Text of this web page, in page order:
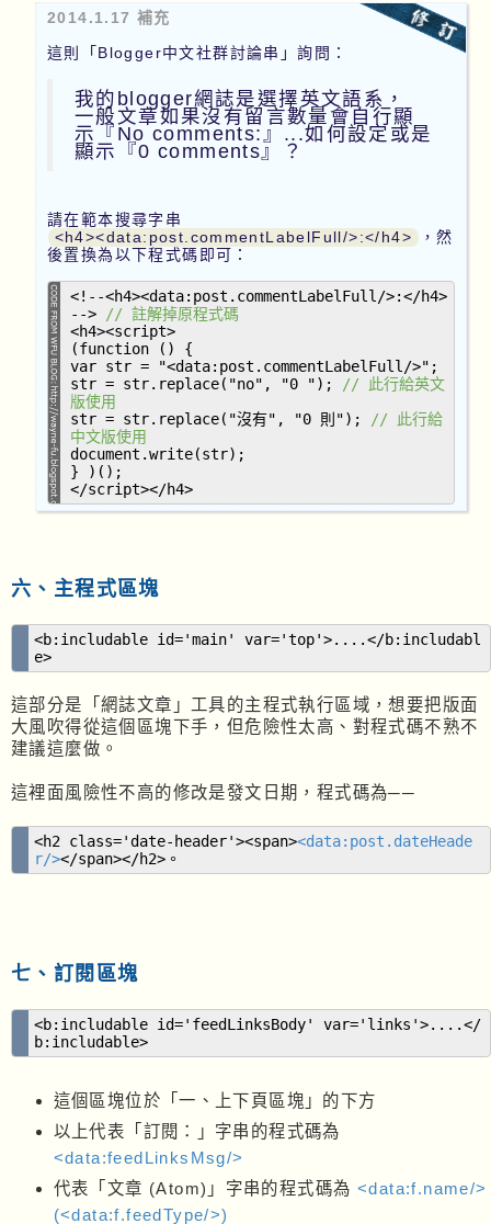
2014.1.17 補充
這則「Blogger中文社群討論串」詢問：
我的blogger網誌是選擇英文語系，
一般文章如果沒有留言數量會自行顯
示『No comments:』...如何設定或是
顯示『0 comments』？
請在範本搜尋字串
<h4><data:post.commentLabelFull/>:</h4>
，然
後置換為以下程式碼即可：
<!--<h4><data:post.commentLabelFull/>:</h4>
--> // 註解掉原程式碼
<h4><script>
(function () {
var str = "<data:post.commentLabelFull/>";
str = str.replace("no", "0 "); // 此行給英文
版使用
str = str.replace("沒有", "0 則"); // 此行給
中文版使用
document.write(str);
} )();
</script></h4>
六、主程式區塊
<b:includable id='main' var='top'>....</b:includabl
e>
這部分是「網誌文章」工具的主程式執行區域，想要把版面
大風吹得從這個區塊下手，但危險性太高、對程式碼不熟不
建議這麼做。
這裡面風險性不高的修改是發文日期，程式碼為──
<h2 class='date-header'><span><data:post.dateHeade
r/></span></h2>。
七、訂閱區塊
<b:includable id='feedLinksBody' var='links'>....</
b:includable>
這個區塊位於「一、上下頁區塊」的下方
以上代表「訂閱：」字串的程式碼為
<data:feedLinksMsg/>
代表「文章 (Atom)」字串的程式碼為 <data:f.name/>
(<data:f.feedType/>)